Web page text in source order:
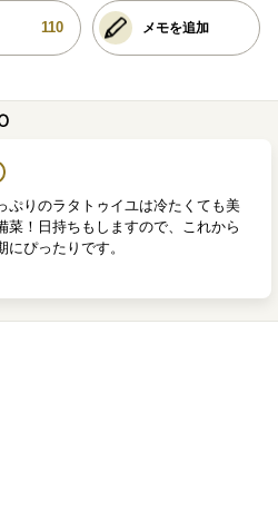
110 メモを追加
ぷりのラタトゥイユは冷たくても美
菜！日持ちもしますので、これから
にぴったりです。